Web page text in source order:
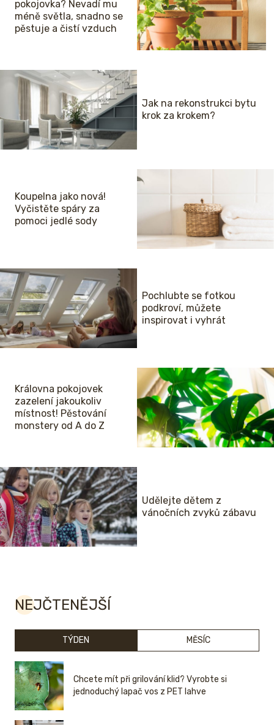
pokojovka? Nevadí mu
méně světla, snadno se
pěstuje a čistí vzduch
Jak na rekonstrukci bytu
krok za krokem?
Koupelna jako nová!
Vyčistěte spáry za
pomoci jedlé sody
Pochlubte se fotkou
podkroví, můžete
inspirovat i vyhrát
Královna pokojovek
zazelení jakoukoliv
místnost! Pěstování
monstery od A do Z
Udělejte dětem z
vánočních zvyků zábavu
NEJČTENĚJŠÍ
TÝDEN MĚSÍC
Chcete mít při grilování klid? Vyrobte si
jednoduchý lapač vos z PET lahve